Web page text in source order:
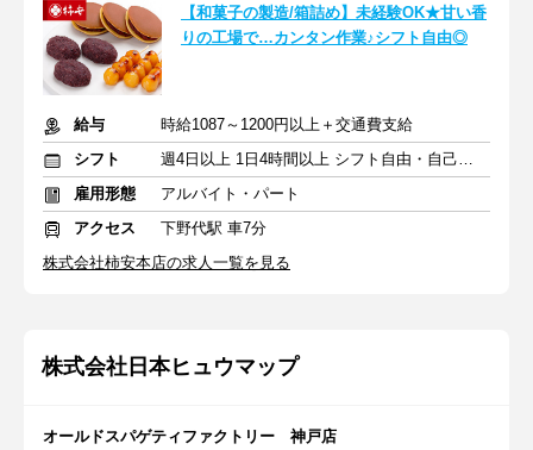
【和菓子の製造/箱詰め】未経験OK★甘い香
りの工場で…カンタン作業♪シフト自由◎
給与
時給1087～1200円以上＋交通費支給
シフト
週4日以上 1日4時間以上 シフト自由・自己申告
雇用形態
アルバイト・パート
アクセス
下野代駅 車7分
株式会社柿安本店の求人一覧を見る
株式会社日本ヒュウマップ
オールドスパゲティファクトリー 神戸店